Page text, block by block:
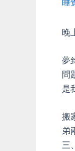
睡
晚
夢
問
是
搬
弟
三